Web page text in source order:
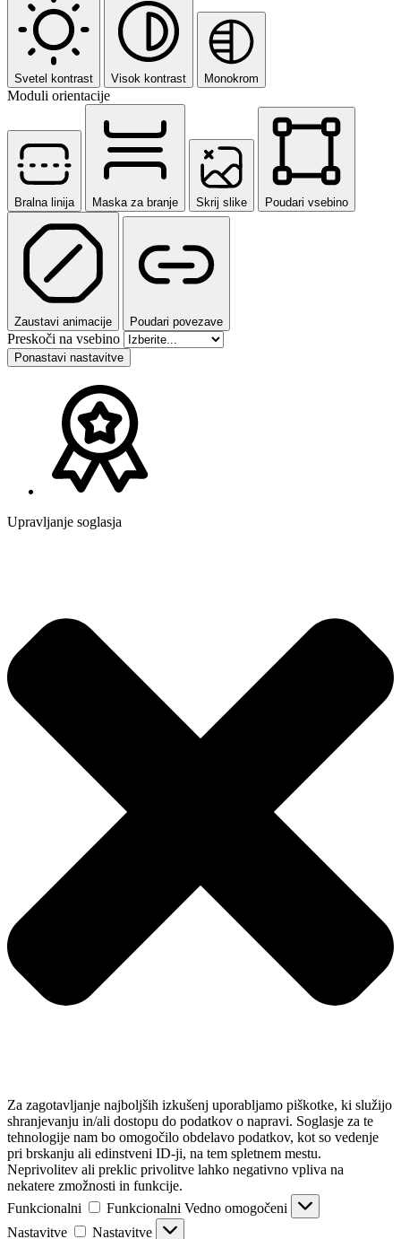
Svetel kontrast Visok kontrast Monokrom
Moduli orientacije
Bralna linija Maska za branje Skrij slike Poudari vsebino
Zaustavi animacije Poudari povezave
Preskoči na vsebino
Ponastavi nastavitve
Upravljanje soglasja
Za zagotavljanje najboljših izkušenj uporabljamo piškotke, ki služijo
shranjevanju in/ali dostopu do podatkov o napravi. Soglasje za te
tehnologije nam bo omogočilo obdelavo podatkov, kot so vedenje
pri brskanju ali edinstveni ID-ji, na tem spletnem mestu.
Neprivolitev ali preklic privolitve lahko negativno vpliva na
nekatere zmožnosti in funkcije.
Funkcionalni
Funkcionalni Vedno omogočeni
Nastavitve
Nastavitve